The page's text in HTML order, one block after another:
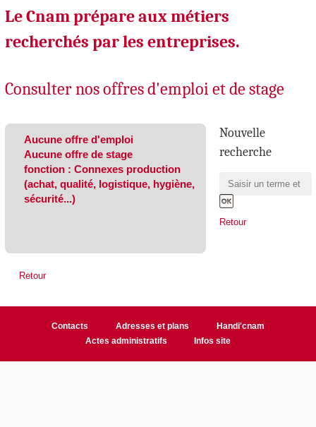
Le Cnam prépare aux métiers
recherchés par les entreprises.
Consulter nos offres d'emploi et de stage
Nouvelle
recherche
Retour
Aucune offre d'emploi
Aucune offre de stage
fonction : Connexes production
(achat, qualité, logistique, hygiène,
sécurité...)
Retour
Contacts Adresses et plans
Handi'cnam
Actes administratifs
Infos site